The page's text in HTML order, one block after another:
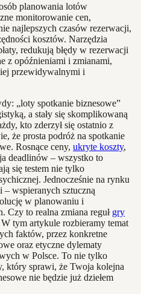
planowania lotów
monitorowanie cen,
najlepszych czasów rezerwacji,
kosztów. Narzędzia
redukują błędy w rezerwacji
z opóźnieniami i zmianami,
przewidywalnymi i
„loty spotkanie biznesowe”
a stały się skomplikowaną
kto zderzył się ostatnio z
że prosta podróż na spotkanie
Rosnące ceny, ukryte koszty,
deadlinów – wszystko to
się testem nie tylko
Jednocześnie na rynku
– wspieranych sztuczną
w planowaniu i
Czy to realna zmiana reguł gry
tym artykule rozbieramy temat
faktów, przez konkretne
oraz etyczne dylematy
w Polsce. To nie tylko
który sprawi, że Twoja kolejna
nie będzie już dziełem